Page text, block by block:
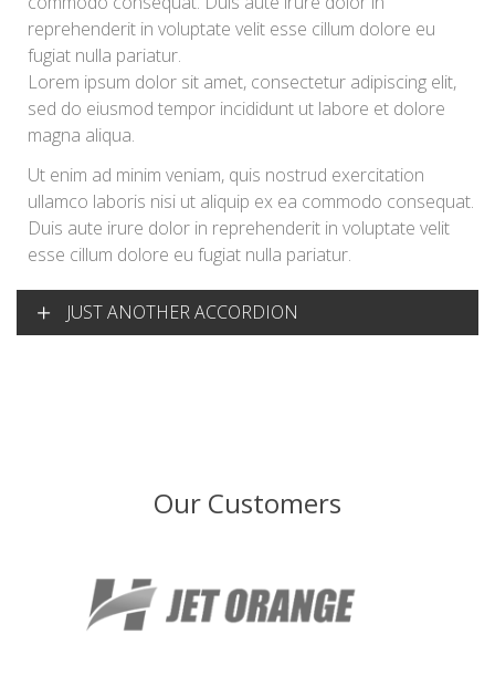
reprehenderit in voluptate velit esse cillum dolore eu
fugiat nulla pariatur.
Lorem ipsum dolor sit amet, consectetur adipiscing elit,
sed do eiusmod tempor incididunt ut labore et dolore
magna aliqua.
Ut enim ad minim veniam, quis nostrud exercitation
ullamco laboris nisi ut aliquip ex ea commodo consequat.
Duis aute irure dolor in reprehenderit in voluptate velit
esse cillum dolore eu fugiat nulla pariatur.
JUST ANOTHER ACCORDION
ullamco laboris nisi ut aliquip ex ea commodo consequat.
Duis aute irure dolor in reprehenderit in voluptate velit
Lorem ipsum dolor sit amet, consectetur adipiscing elit,
sed do eiusmod tempor incididunt ut labore et dolore
magna aliqua. Ut enim ad minim veniam, quis nostrud
Our Customers